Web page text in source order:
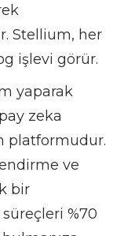
Stellium, her
işlevi görür.
yaparak
zeka
platformudur.
ve
bir
%70